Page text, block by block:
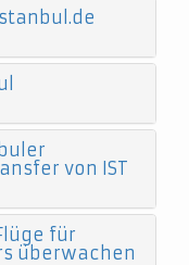
von IST
für
überwachen